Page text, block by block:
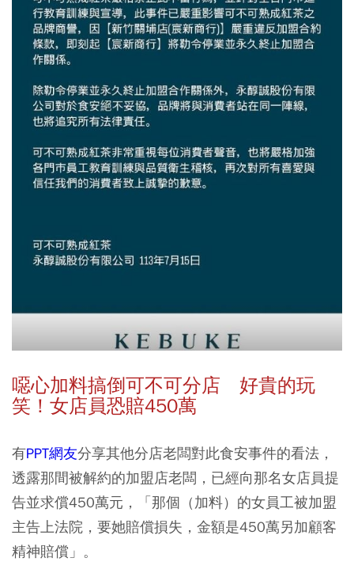
噁心加料搞倒可不可分店 好貴的玩
笑！女店員恐賠450萬
有PPT網友分享其他分店老闆對此食安事件的看法，
透露那間被解約的加盟店老闆，已經向那名女店員提
告並求償450萬元，「那個（加料）的女員工被加盟
主告上法院，要她賠償損失，金額是450萬另加顧客
精神賠償」。